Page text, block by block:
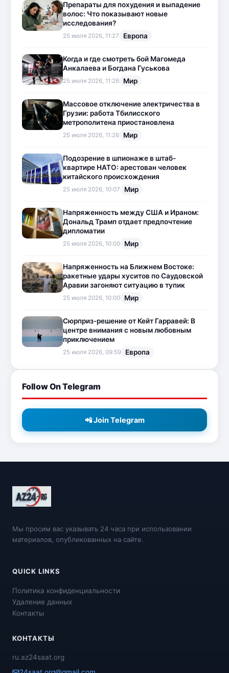
Препараты для похудения и выпадение
волос: Что показывают новые
исследования?
25 июля 2026, 11:27 Европа
Когда и где смотреть бой Магомеда
Анкалаева и Богдана Гуськова
25 июля 2026, 11:26 Мир
Массовое отключение электричества в
Грузии: работа Тбилисского
метрополитена приостановлена
25 июля 2026, 11:26 Мир
Подозрение в шпионаже в штаб-
квартире НАТО: арестован человек
китайского происхождения
25 июля 2026, 10:07 Мир
Напряженность между США и Ираном:
Дональд Трамп отдает предпочтение
дипломатии
25 июля 2026, 10:00 Мир
Напряженность на Ближнем Востоке:
ракетные удары хуситов по Саудовской
Аравии загоняют ситуацию в тупик
25 июля 2026, 10:00 Мир
Сюрприз-решение от Кейт Гарравей: В
центре внимания с новым любовным
приключением
25 июля 2026, 09:59 Европа
Follow On Telegram
📲 Join Telegram
Мы просим вас указывать 24 часа при использовании
материалов, опубликованных на сайте.
QUICK LINKS
Политика конфиденциальности
Удаление данных
Контакты
КОНТАКТЫ
ru.az24saat.org